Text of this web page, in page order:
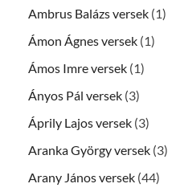
Ambrus Balázs versek (1)
Ámon Ágnes versek (1)
Ámos Imre versek (1)
Ányos Pál versek (3)
Áprily Lajos versek (3)
Aranka György versek (3)
Arany János versek (44)